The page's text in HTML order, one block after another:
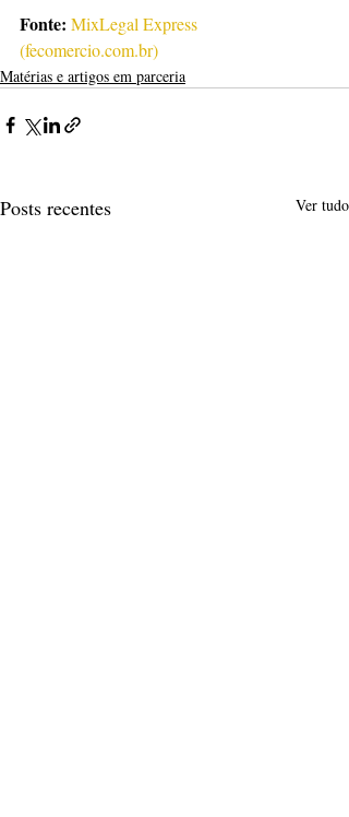
Fonte: MixLegal Express
(fecomercio.com.br)
Matérias e artigos em parceria
Posts recentes Ver tudo